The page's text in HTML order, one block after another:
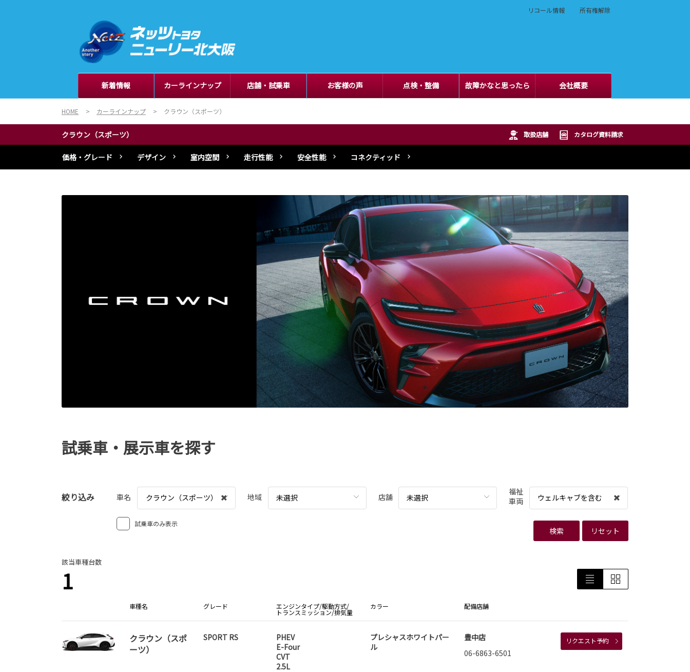
新着情報 カーラインナップ 店舗・試乗車 お客様の声 点検・整備 故障かなと思ったら 会社概要
リコール情報 所有権解除
HOME カーラインナップ クラウン（スポーツ）
クラウン（スポーツ） 取扱店舗 カタログ資料請求
価格・グレード デザイン 室内空間 走行性能 安全性能 コネクティッド
試乗車・展示車を探す
絞り込み 車名 クラウン（スポーツ） 地域 未選択 店舗 未選択
福祉
車両
ウェルキャブを含む
試乗車のみ表示
検索 リセット
該当車種台数
1
車種名 グレード エンジンタイプ/駆動方式/
トランスミッション/排気量
カラー 配備店舗
クラウン（スポ
ーツ）
SPORT RS
PHEV
E-Four
CVT
2.5L
プレシャスホワイトパー
ル
豊中店
06-6863-6501
リクエスト予約